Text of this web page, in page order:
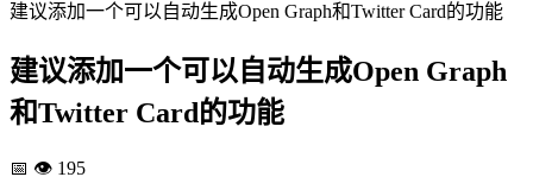
建议添加一个可以自动生成Open Graph和Twitter Card的功能
建议添加一个可以自动生成Open Graph
和Twitter Card的功能
📅 👁️ 195